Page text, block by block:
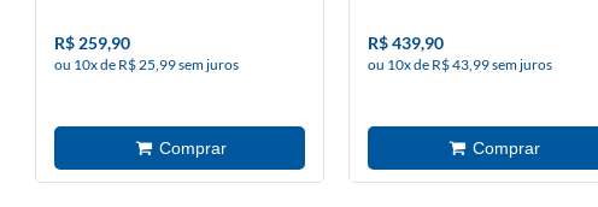
R$ 259,90
ou 10x de R$ 25,99 sem juros
R$ 439,90
ou 10x de R$ 43,99 sem juros